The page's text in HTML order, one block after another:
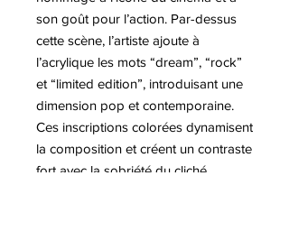
son goût pour l’action. Par-dessus
cette scène, l’artiste ajoute à
l’acrylique les mots “dream”, “rock”
et “limited edition”, introduisant une
dimension pop et contemporaine.
Ces inscriptions colorées dynamisent
la composition et créent un contraste
fort avec la sobriété du cliché